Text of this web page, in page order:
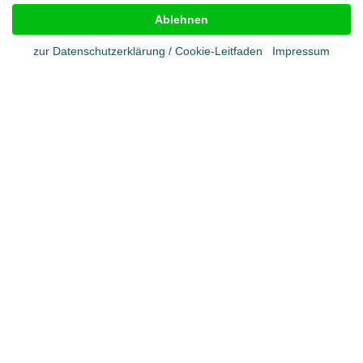
Impressum
Cookies
Datenschutz
Ablehnen
zur Datenschutzerklärung / Cookie-Leitfaden Impressum